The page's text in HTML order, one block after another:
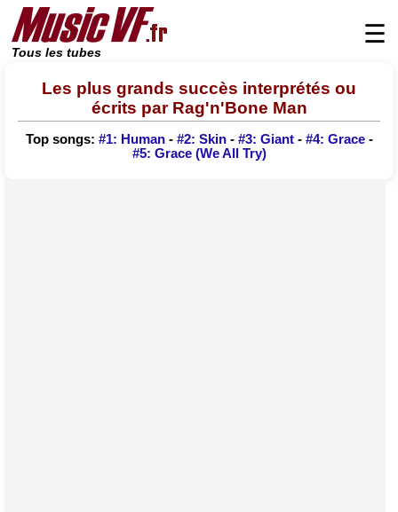
Tous les tubes
☰
Les plus grands succès interprétés ou
écrits par Rag'n'Bone Man
Top songs: #1: Human- #2: Skin- #3: Giant- #4: Grace-
#5: Grace (We All Try)